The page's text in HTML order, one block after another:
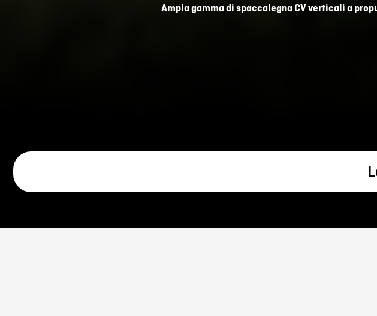
Ampia gamma di spaccalegna CV verticali a
Contro possibili danni, i tubi